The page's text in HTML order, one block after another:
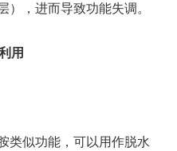
，进而导致功能失调。
用
类似功能，可以用作脱水